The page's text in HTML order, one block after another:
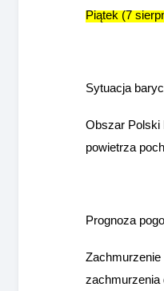
Piątek (7
Sytuacja
Obszar Polski
powietrza
Prognoza
Zachmurzenie
zachmurzenia